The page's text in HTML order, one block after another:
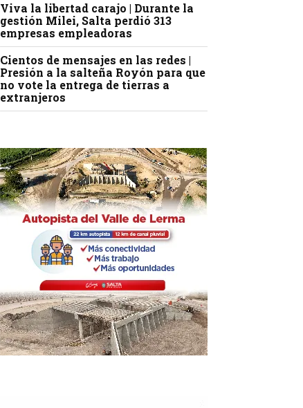
Viva la libertad carajo | Durante la
gestión Milei, Salta perdió 313
empresas empleadoras
Cientos de mensajes en las redes |
Presión a la salteña Royón para que
no vote la entrega de tierras a
extranjeros